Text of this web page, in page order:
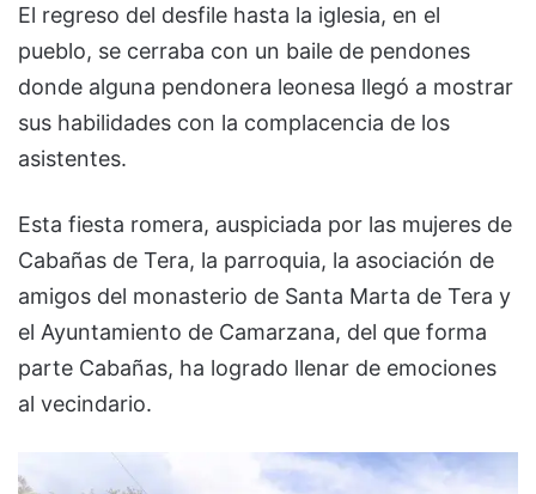
El regreso del desfile hasta la iglesia, en el
pueblo, se cerraba con un baile de pendones
donde alguna pendonera leonesa llegó a mostrar
sus habilidades con la complacencia de los
asistentes.
Esta fiesta romera, auspiciada por las mujeres de
Cabañas de Tera, la parroquia, la asociación de
amigos del monasterio de Santa Marta de Tera y
el Ayuntamiento de Camarzana, del que forma
parte Cabañas, ha logrado llenar de emociones
al vecindario.